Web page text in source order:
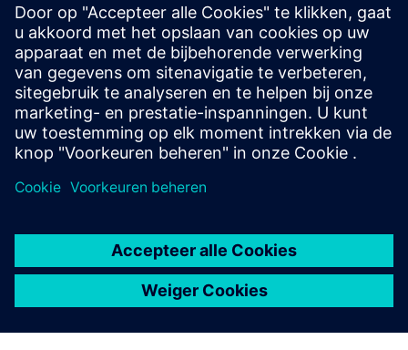
Industrial Operations X (MES)
A reliable and flexible MES framework for process
modelling without in-house data Customizable for
Modeling, Designer, Web interface
Meer informatie